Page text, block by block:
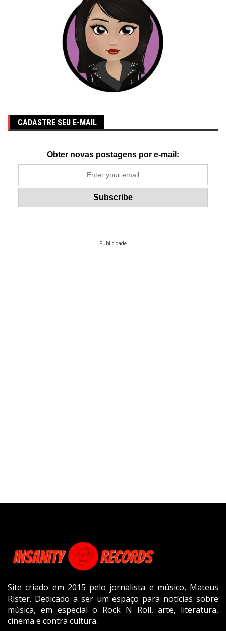
CADASTRE SEU E-MAIL
Obter novas postagens por e-mail:
Publicidade
Site criado em 2015 pelo jornalista e músico, Mateus
Rister. Dedicado a ser um espaço para notícias sobre
música, em especial o Rock N Roll, arte, literatura,
cinema e contra cultura.